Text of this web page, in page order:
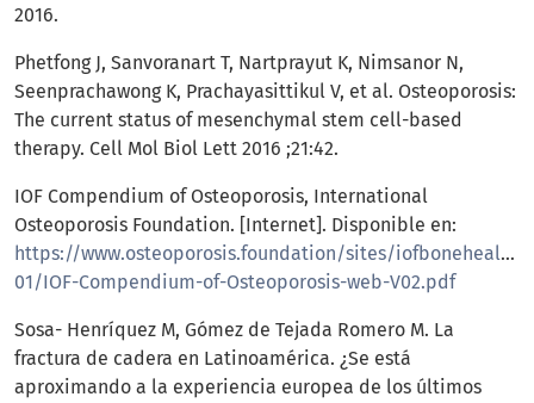
2016.
Phetfong J, Sanvoranart T, Nartprayut K, Nimsanor N,
Seenprachawong K, Prachayasittikul V, et al. Osteoporosis:
The current status of mesenchymal stem cell-based
therapy. Cell Mol Biol Lett 2016 ;21:42.
IOF Compendium of Osteoporosis, International
Osteoporosis Foundation. [Internet]. Disponible en:
https://www.osteoporosis.foundation/sites/iofbonehealth/
01/IOF-Compendium-of-Osteoporosis-web-V02.pdf
Sosa- Henríquez M, Gómez de Tejada Romero M. La
fractura de cadera en Latinoamérica. ¿Se está
aproximando a la experiencia europea de los últimos